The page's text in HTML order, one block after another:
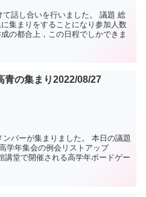
話し合いを行いました。 議題 総
集まりをすることになり参加人数
の都合上，この日程でしかできま
青の集まり2022/08/27
バーが集まりました。 本日の議題
学年集会の例会リストアップ
講堂で開催される高学年ボードゲー